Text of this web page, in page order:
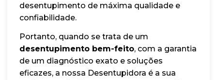
desentupimento de máxima qualidade e
confiabilidade.
Portanto, quando se trata de um
desentupimento bem-feito, com a garantia
de um diagnóstico exato e soluções
eficazes, a nossa Desentupidora é a sua